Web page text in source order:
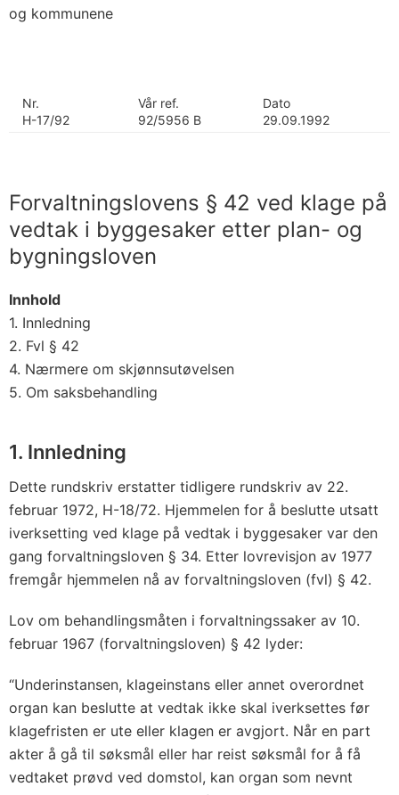
og kommunene
Nr.
H-17/92
Vår ref.
92/5956 B
Dato
29.09.1992
Forvaltningslovens § 42 ved klage på
vedtak i byggesaker etter plan- og
bygningsloven
Innhold
1. Innledning
2. Fvl § 42
4. Nærmere om skjønnsutøvelsen
5. Om saksbehandling
1. Innledning
Dette rundskriv erstatter tidligere rundskriv av 22.
februar 1972, H-18/72. Hjemmelen for å beslutte utsatt
iverksetting ved klage på vedtak i byggesaker var den
gang forvaltningsloven § 34. Etter lovrevisjon av 1977
fremgår hjemmelen nå av forvaltningsloven (fvl) § 42.
Lov om behandlingsmåten i forvaltningssaker av 10.
februar 1967 (forvaltningsloven) § 42 lyder:
“Underinstansen, klageinstans eller annet overordnet
organ kan beslutte at vedtak ikke skal iverksettes før
klagefristen er ute eller klagen er avgjort. Når en part
akter å gå til søksmål eller har reist søksmål for å få
vedtaket prøvd ved domstol, kan organ som nevnt